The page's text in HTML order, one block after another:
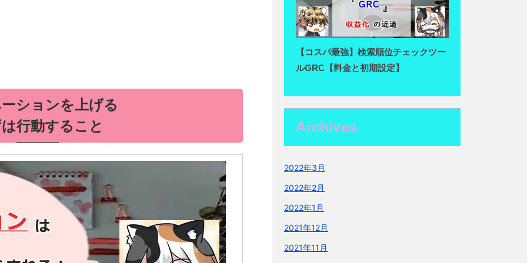
ションを上げる
行動すること
【コスパ最強】検索順位チェックツー
ルGRC【料金と初期設定】
Archives
2022年3月
2022年2月
2022年1月
2021年12月
2021年11月